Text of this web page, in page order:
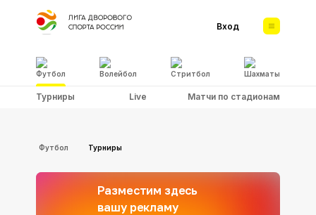
Футбол Волейбол Стритбол Шахматы
Вход
Турниры Live Матчи по стадионам
Футбол Турниры
Разместим здесь
вашу рекламу